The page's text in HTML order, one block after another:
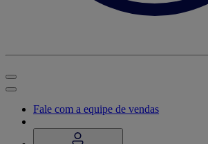
Fale com a equipe de vendas